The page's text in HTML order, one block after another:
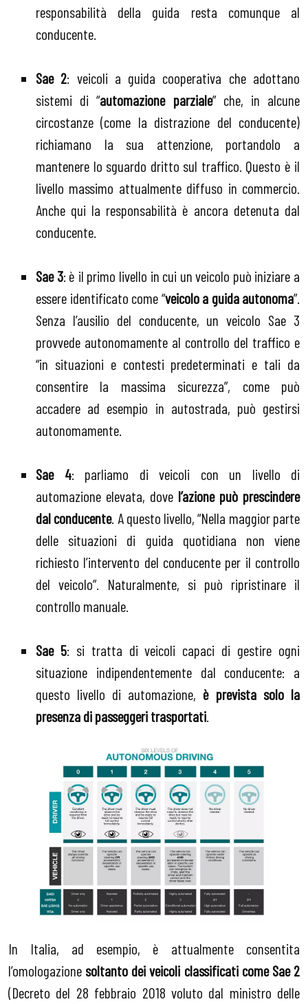
responsabilità della guida resta comunque al
conducente.
Sae 2: veicoli a guida cooperativa che adottano
sistemi di “automazione parziale” che, in alcune
circostanze (come la distrazione del conducente)
richiamano la sua attenzione, portandolo a
mantenere lo sguardo dritto sul traffico. Questo è il
livello massimo attualmente diffuso in commercio.
Anche qui la responsabilità è ancora detenuta dal
conducente.
Sae 3: è il primo livello in cui un veicolo può iniziare a
essere identificato come “veicolo a guida autonoma”.
Senza l’ausilio del conducente, un veicolo Sae 3
provvede autonomamente al controllo del traffico e
“in situazioni e contesti predeterminati e tali da
consentire la massima sicurezza”, come può
accadere ad esempio in autostrada, può gestirsi
autonomamente.
Sae 4: parliamo di veicoli con un livello di
automazione elevata, dove l’azione può prescindere
dal conducente. A questo livello, “Nella maggior parte
delle situazioni di guida quotidiana non viene
richiesto l’intervento del conducente per il controllo
del veicolo”. Naturalmente, si può ripristinare il
controllo manuale.
Sae 5: si tratta di veicoli capaci di gestire ogni
situazione indipendentemente dal conducente: a
questo livello di automazione, è prevista solo la
presenza di passeggeri trasportati.
In Italia, ad esempio, è attualmente consentita
l’omologazione soltanto dei veicoli classificati come Sae 2
(Decreto del 28 febbraio 2018 voluto dal ministro delle